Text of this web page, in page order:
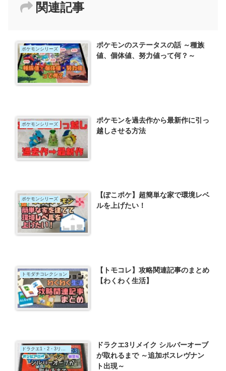
関連記事
ポケモンシリーズ
ポケモンのステータスの話 ～種族
値、個体値、努力値って何？～
ポケモンシリーズ
ポケモンを過去作から最新作に引っ
越しさせる方法
ポケモンシリーズ
【ぽこポケ】超簡単な家で環境レベ
ルを上げたい！
トモダチコレクション
【トモコレ】攻略関連記事のまとめ
【わくわく生活】
ドラクエ1・2・3リメイク
ドラクエ3リメイク シルバーオーブ
が取れるまで ～追加ボスレヴナン
ト出現～